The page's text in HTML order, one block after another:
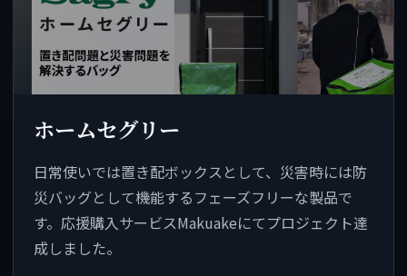
ホームセグリー
日常使いでは置き配ボックスとして、災害時には防
災バッグとして機能するフェーズフリーな製品で
す。応援購入サービスMakuakeにてプロジェクト達
成しました。